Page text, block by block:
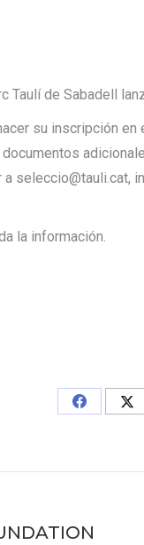
Taulí de Sabadell
su inscripción
seleccio@tauli.cat,
la información.
Share